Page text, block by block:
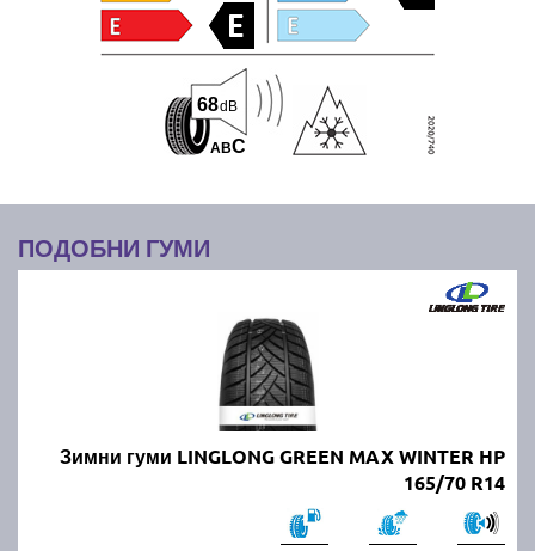
ABC
68dB
ПОДОБНИ ГУМИ
Зимни гуми LINGLONG GREEN MAX WINTER HP
165/70 R14